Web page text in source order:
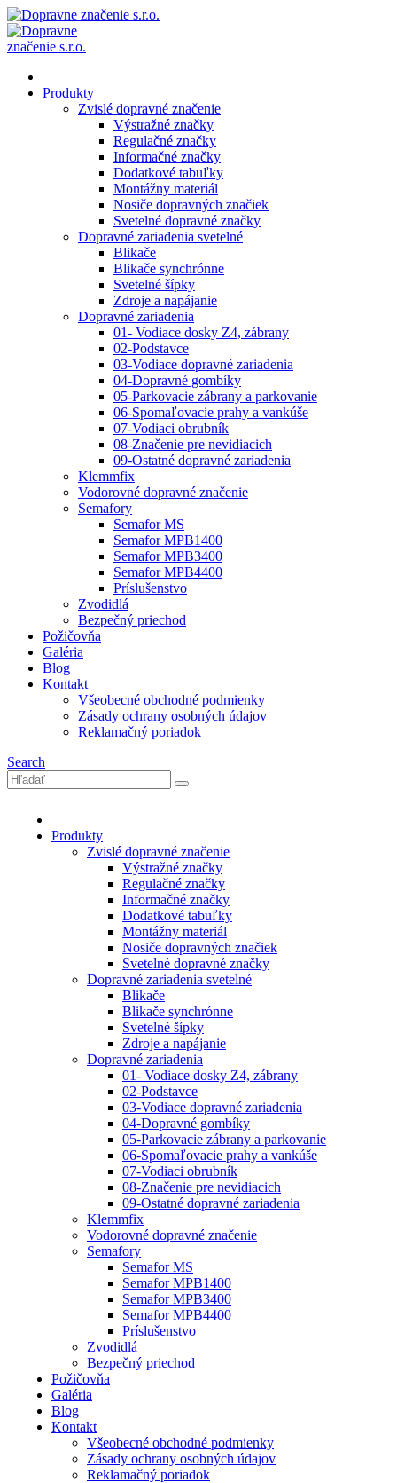
Produkty
Zvislé dopravné značenie
Výstražné značky
Regulačné značky
Informačné značky
Dodatkové tabuľky
Montážny materiál
Nosiče dopravných značiek
Svetelné dopravné značky
Dopravné zariadenia svetelné
Blikače
Blikače synchrónne
Svetelné šípky
Zdroje a napájanie
Dopravné zariadenia
01- Vodiace dosky Z4, zábrany
02-Podstavce
03-Vodiace dopravné zariadenia
04-Dopravné gombíky
05-Parkovacie zábrany a parkovanie
06-Spomaľovacie prahy a vankúše
07-Vodiaci obrubník
08-Značenie pre nevidiacich
09-Ostatné dopravné zariadenia
Klemmfix
Vodorovné dopravné značenie
Semafory
Semafor MS
Semafor MPB1400
Semafor MPB3400
Semafor MPB4400
Príslušenstvo
Zvodidlá
Bezpečný priechod
Požičovňa
Galéria
Blog
Kontakt
Všeobecné obchodné podmienky
Zásady ochrany osobných údajov
Reklamačný poriadok
Search
Produkty
Zvislé dopravné značenie
Výstražné značky
Regulačné značky
Informačné značky
Dodatkové tabuľky
Montážny materiál
Nosiče dopravných značiek
Svetelné dopravné značky
Dopravné zariadenia svetelné
Blikače
Blikače synchrónne
Svetelné šípky
Zdroje a napájanie
Dopravné zariadenia
01- Vodiace dosky Z4, zábrany
02-Podstavce
03-Vodiace dopravné zariadenia
04-Dopravné gombíky
05-Parkovacie zábrany a parkovanie
06-Spomaľovacie prahy a vankúše
07-Vodiaci obrubník
08-Značenie pre nevidiacich
09-Ostatné dopravné zariadenia
Klemmfix
Vodorovné dopravné značenie
Semafory
Semafor MS
Semafor MPB1400
Semafor MPB3400
Semafor MPB4400
Príslušenstvo
Zvodidlá
Bezpečný priechod
Požičovňa
Galéria
Blog
Kontakt
Všeobecné obchodné podmienky
Zásady ochrany osobných údajov
Reklamačný poriadok